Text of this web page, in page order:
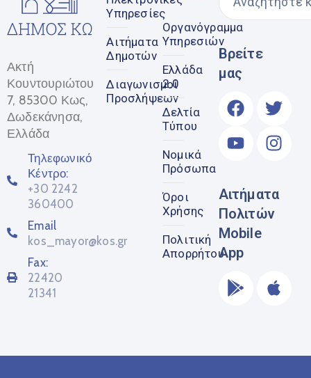
Ακτή
Κουντουριώτου
7, 85300 Κως,
Δωδεκάνησα,
Ελλάδα
Τηλεφωνικό
Κέντρο:
+30 2242
360400
Email
kos_mayor@kos.gr
Fax:
22420
21341
Υπηρεσίες
Αιτήματα
Δημοτών
Διαγωνισμοί
Προσλήψεων
Οργανόγραμμα
Υπηρεσιών
Ελλάδα
2.0
Δελτία
Τύπου
Νομικά
Πρόσωπα
Όροι
Χρήσης
Πολιτική
Απορρήτου
Βρείτε
μας
Αιτήματα
Πολιτών
Mobile
App